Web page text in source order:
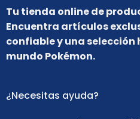
Tu tienda online de
Encuentra artículos
confiable y una selección
mundo Pokémon.
¿Necesitas ayuda?